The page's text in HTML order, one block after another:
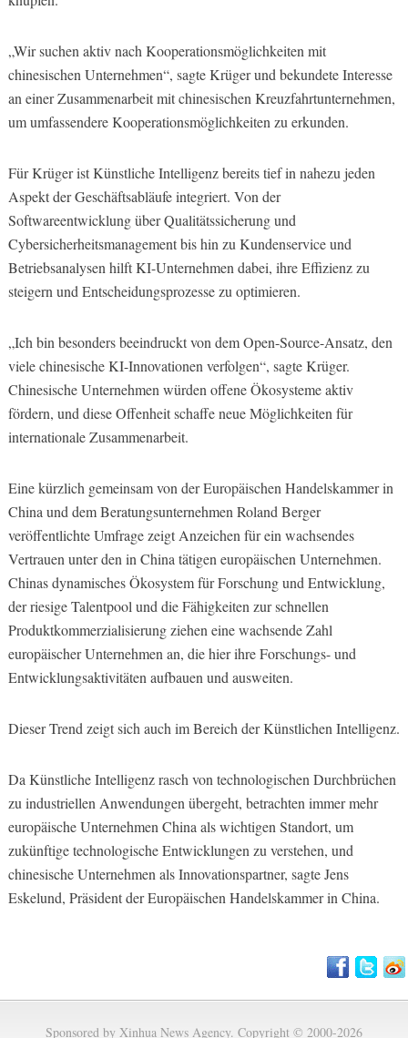
„Wir suchen aktiv nach Kooperationsmöglichkeiten mit
chinesischen Unternehmen“, sagte Krüger und bekundete Interesse
an einer Zusammenarbeit mit chinesischen Kreuzfahrtunternehmen,
um umfassendere Kooperationsmöglichkeiten zu erkunden.
Für Krüger ist Künstliche Intelligenz bereits tief in nahezu jeden
Aspekt der Geschäftsabläufe integriert. Von der
Softwareentwicklung über Qualitätssicherung und
Cybersicherheitsmanagement bis hin zu Kundenservice und
Betriebsanalysen hilft KI-Unternehmen dabei, ihre Effizienz zu
steigern und Entscheidungsprozesse zu optimieren.
„Ich bin besonders beeindruckt von dem Open-Source-Ansatz, den
viele chinesische KI-Innovationen verfolgen“, sagte Krüger.
Chinesische Unternehmen würden offene Ökosysteme aktiv
fördern, und diese Offenheit schaffe neue Möglichkeiten für
internationale Zusammenarbeit.
Eine kürzlich gemeinsam von der Europäischen Handelskammer in
China und dem Beratungsunternehmen Roland Berger
veröffentlichte Umfrage zeigt Anzeichen für ein wachsendes
Vertrauen unter den in China tätigen europäischen Unternehmen.
Chinas dynamisches Ökosystem für Forschung und Entwicklung,
der riesige Talentpool und die Fähigkeiten zur schnellen
Produktkommerzialisierung ziehen eine wachsende Zahl
europäischer Unternehmen an, die hier ihre Forschungs- und
Entwicklungsaktivitäten aufbauen und ausweiten.
Dieser Trend zeigt sich auch im Bereich der Künstlichen Intelligenz.
Da Künstliche Intelligenz rasch von technologischen Durchbrüchen
zu industriellen Anwendungen übergeht, betrachten immer mehr
europäische Unternehmen China als wichtigen Standort, um
zukünftige technologische Entwicklungen zu verstehen, und
chinesische Unternehmen als Innovationspartner, sagte Jens
Eskelund, Präsident der Europäischen Handelskammer in China.
Sponsored by Xinhua News Agency. Copyright © 2000-2026